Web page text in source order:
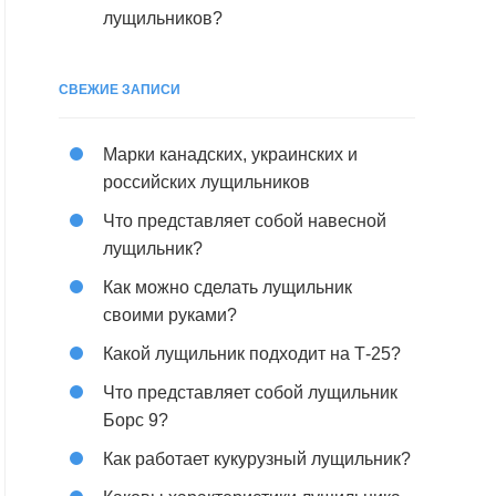
лущильников?
СВЕЖИЕ ЗАПИСИ
Марки канадских, украинских и
российских лущильников
Что представляет собой навесной
лущильник?
Как можно сделать лущильник
своими руками?
Какой лущильник подходит на Т-25?
Что представляет собой лущильник
Борс 9?
Как работает кукурузный лущильник?